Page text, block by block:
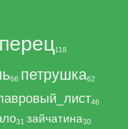
перец118
66 петрушка62
46
31 зайчатина30